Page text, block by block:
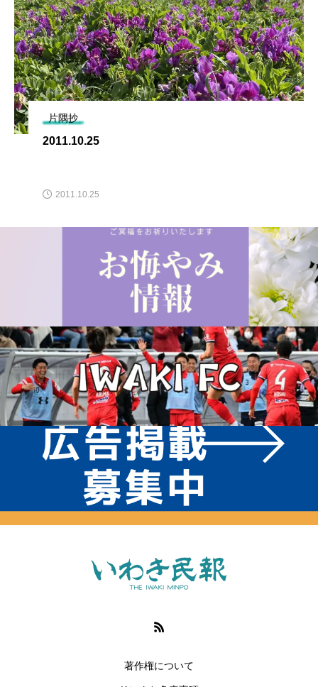
片隅抄
2011.10.25
2011.10.25
著作権について